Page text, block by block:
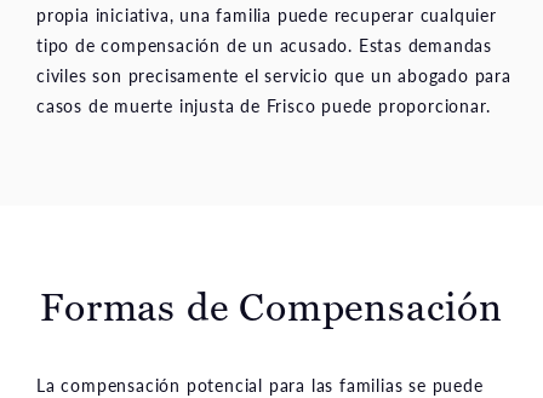
propia iniciativa, una familia puede recuperar cualquier
tipo de compensación de un acusado. Estas demandas
civiles son precisamente el servicio que un abogado para
casos de muerte injusta de Frisco puede proporcionar.
Formas de Compensación
La compensación potencial para las familias se puede